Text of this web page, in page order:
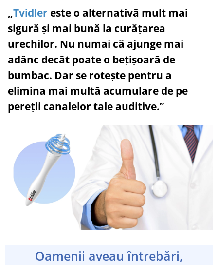
„Tvidler este o alternativă mult mai
sigură și mai bună la curățarea
urechilor. Nu numai că ajunge mai
adânc decât poate o bețișoară de
bumbac. Dar se rotește pentru a
elimina mai multă acumulare de pe
pereții canalelor tale auditive.”
Oamenii aveau întrebări,